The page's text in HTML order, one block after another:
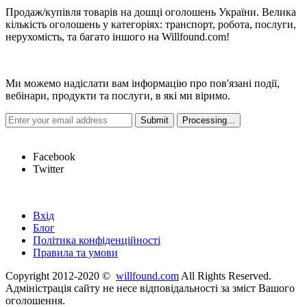
Продаж/купівля товарів на дошці оголошень України. Велика
кількість оголошень у категоріях: транспорт, робота, послуги,
нерухомість, та багато іншого на Willfound.com!
Ми можемо надіслати вам інформацію про пов'язані події,
вебінари, продукти та послуги, в які ми віримо.
Facebook
Twitter
Вхід
Блог
Політика конфіденційності
Правила та умови
Copyright 2012-2020 © willfound.com All Rights Reserved.
Адміністрація сайту не несе відповідальності за зміст Вашого
оголошення.